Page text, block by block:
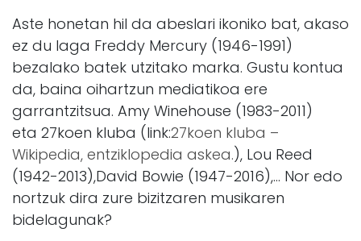
Aste honetan hil da abeslari ikoniko bat, akaso
ez du laga Freddy Mercury (1946-1991)
bezalako batek utzitako marka. Gustu kontua
da, baina oihartzun mediatikoa ere
garrantzitsua. Amy Winehouse (1983-2011)
eta 27koen kluba (link:27koen kluba –
Wikipedia, entziklopedia askea.), Lou Reed
(1942-2013),David Bowie (1947-2016),… Nor edo
nortzuk dira zure bizitzaren musikaren
bidelagunak?